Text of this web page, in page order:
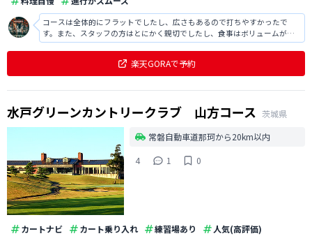
コースは全体的にフラットでしたし、広さもあるので打ちやすかったで
す。また、スタッフの方はとにかく親切でしたし、食事はボリュームがあ
り満足でした。
楽天GORAで予約
水戸グリーンカントリークラブ 山方コース 茨城県
常磐自動車道那珂から20km以内
4
1 0
カートナビ カート乗り入れ 練習場あり
人気(高評価)